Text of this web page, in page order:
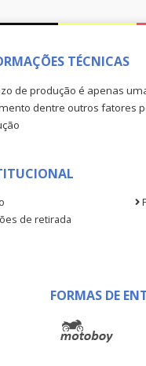
TÉCNICAS
de produção é apenas
dentre outros fatores
de retirada
FORMAS DE